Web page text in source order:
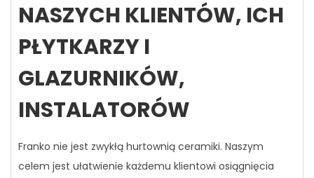
NASZYCH KLIENTÓW, ICH
PŁYTKARZY I
GLAZURNIKÓW,
INSTALATORÓW
Franko nie jest zwykłą hurtownią ceramiki. Naszym
celem jest ułatwienie każdemu klientowi osiągnięcia